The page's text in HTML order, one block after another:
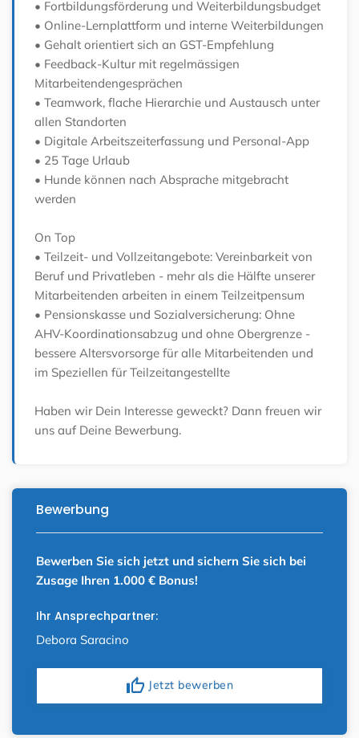
• Fortbildungsförderung und Weiterbildungsbudget
• Online-Lernplattform und interne Weiterbildungen
• Gehalt orientiert sich an GST-Empfehlung
• Feedback-Kultur mit regelmässigen
Mitarbeitendengesprächen
• Teamwork, flache Hierarchie und Austausch unter
allen Standorten
• Digitale Arbeitszeiterfassung und Personal-App
• 25 Tage Urlaub
• Hunde können nach Absprache mitgebracht
werden
On Top
• Teilzeit- und Vollzeitangebote: Vereinbarkeit von
Beruf und Privatleben - mehr als die Hälfte unserer
Mitarbeitenden arbeiten in einem Teilzeitpensum
• Pensionskasse und Sozialversicherung: Ohne
AHV-Koordinationsabzug und ohne Obergrenze -
bessere Altersvorsorge für alle Mitarbeitenden und
im Speziellen für Teilzeitangestellte
Haben wir Dein Interesse geweckt? Dann freuen wir
uns auf Deine Bewerbung.
Bewerbung
Bewerben Sie sich jetzt und sichern Sie sich bei
Zusage Ihren 1.000 € Bonus!
Ihr Ansprechpartner:
Debora Saracino
thumb_up Jetzt bewerben